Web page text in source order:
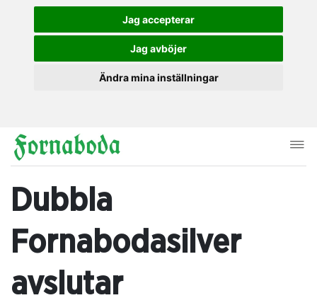
Jag accepterar
Jag avböjer
Ändra mina inställningar
Dubbla
Fornabodasilver
avslutar